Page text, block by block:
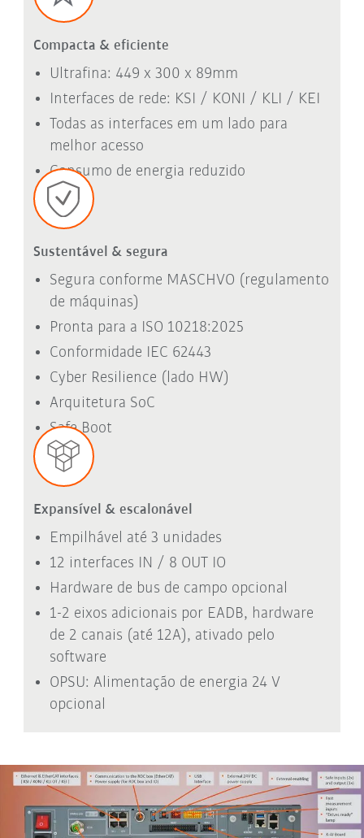
Compacta & eficiente
Ultrafina: 449 x 300 x 89mm
Interfaces de rede: KSI / KONI / KLI / KEI
Todas as interfaces em um lado para
melhor acesso
Consumo de energia reduzido
Sustentável & segura
Segura conforme MASCHVO (regulamento
de máquinas)
Pronta para a ISO 10218:2025
Conformidade IEC 62443
Cyber Resilience (lado HW)
Arquitetura SoC
Safe Boot
Expansível & escalonável
Empilhável até 3 unidades
12 interfaces IN / 8 OUT IO
Hardware de bus de campo opcional
1-2 eixos adicionais por EADB, hardware
de 2 canais (até 12A), ativado pelo
software
OPSU: Alimentação de energia 24 V
opcional